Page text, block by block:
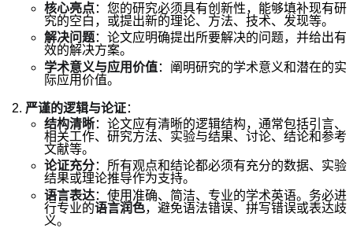
核心亮点：您的研究必须具有创新性，能够填补现有研
究的空白，或提出新的理论、方法、技术、发现等。
解决问题：论文应明确提出所要解决的问题，并给出有
效的解决方案。
学术意义与应用价值：阐明研究的学术意义和潜在的实
际应用价值。
严谨的逻辑与论证：
结构清晰：论文应有清晰的逻辑结构，通常包括引言、
相关工作、研究方法、实验与结果、讨论、结论和参考
文献等。
论证充分：所有观点和结论都必须有充分的数据、实验
结果或理论推导作为支持。
语言表达：使用准确、简洁、专业的学术英语。务必进
行专业的语言润色，避免语法错误、拼写错误或表达歧
义。